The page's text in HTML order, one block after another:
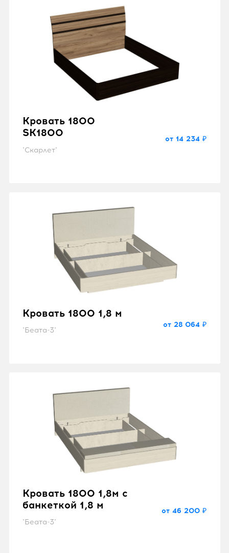
Кровать 1800
SK1800
"Скарлет"
от 14 234 ₽
Кровать 1800 1,8 м
"Беата-3"
от 28 064 ₽
Кровать 1800 1,8м с
банкеткой 1,8 м
"Беата-3"
от 46 200 ₽